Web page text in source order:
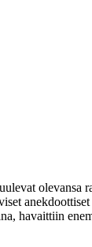
havaittiin